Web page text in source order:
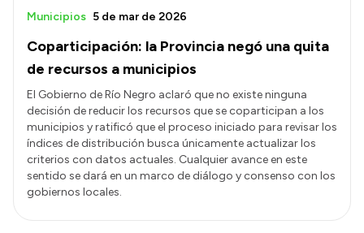
Consulta de expedientes
Convocatorias
Intranet
Login
Coparticipación: la Provincia negó una quita
de recursos a municipios
Municipios 5 de mar de 2026
El Gobierno de Río Negro aclaró que no existe ninguna
decisión de reducir los recursos que se coparticipan a los
municipios y ratificó que el proceso iniciado para revisar los
índices de distribución busca únicamente actualizar los
criterios con datos actuales. Cualquier avance en este
sentido se dará en un marco de diálogo y consenso con los
gobiernos locales.